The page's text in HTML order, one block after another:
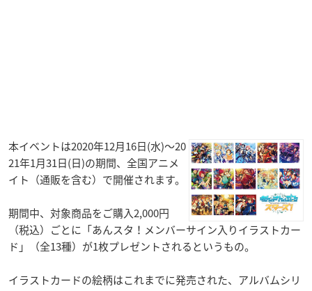
本イベントは2020年12月16日(水)～20
21年1月31日(日)の期間、全国アニメ
イト（通販を含む）で開催されます。
期間中、対象商品をご購入2,000円
（税込）ごとに「あんスタ！メンバーサイン入りイラストカー
ド」（全13種）が1枚プレゼントされるというもの。
イラストカードの絵柄はこれまでに発売された、アルバムシリ